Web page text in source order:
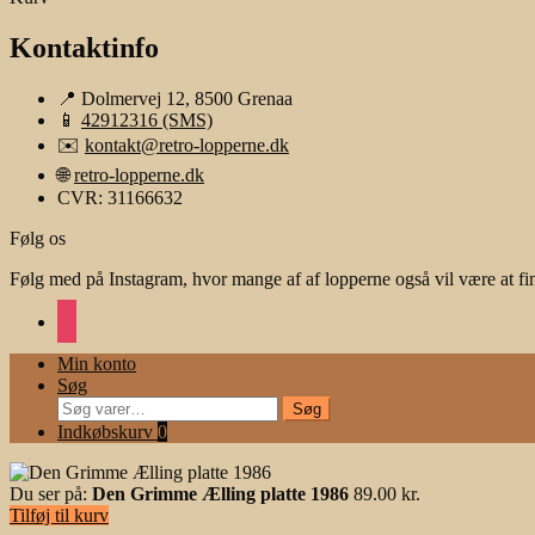
Kontaktinfo
📍 Dolmervej 12, 8500 Grenaa
📱 42912316 (SMS)
✉️ kontakt@retro-lopperne.dk
🌐retro-lopperne.dk
CVR: 31166632
Følg os
Følg med på Instagram, hvor mange af af lopperne også vil være at
Min konto
Søg
Søg
efter:
Søg
Indkøbskurv 0
Du ser på: Den Grimme Ælling platte 1986 89.00 kr.
Tilføj til kurv